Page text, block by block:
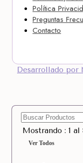
Política
Preguntas
Contacto
Desarrollado por
Mostrando : 1 al
Ver Todos